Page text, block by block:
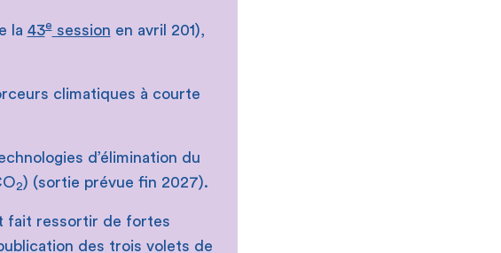
la 43esession en avril 201),
climatiques à courte
d’élimination du
2) (sortie prévue fin 2027).
fait ressortir de fortes
des trois volets de